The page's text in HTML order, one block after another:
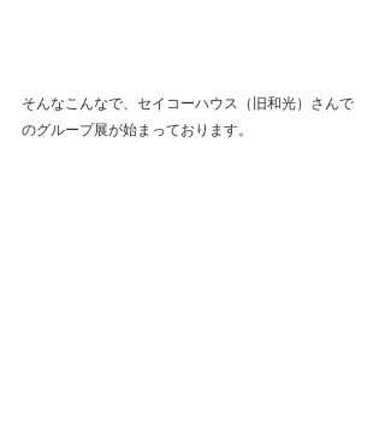
そんなこんなで、セイコーハウス（旧和光）さんで
のグループ展が始まっております。